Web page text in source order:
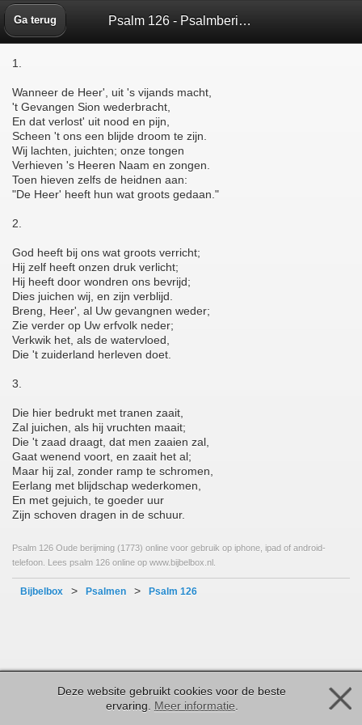
Ga terug Psalm 126 - Psalmberijming 1773 - Bijbelbox
1.
Wanneer de Heer', uit 's vijands macht,
't Gevangen Sion wederbracht,
En dat verlost' uit nood en pijn,
Scheen 't ons een blijde droom te zijn.
Wij lachten, juichten; onze tongen
Verhieven 's Heeren Naam en zongen.
Toen hieven zelfs de heidnen aan:
"De Heer' heeft hun wat groots gedaan."
2.
God heeft bij ons wat groots verricht;
Hij zelf heeft onzen druk verlicht;
Hij heeft door wondren ons bevrijd;
Dies juichen wij, en zijn verblijd.
Breng, Heer', al Uw gevangnen weder;
Zie verder op Uw erfvolk neder;
Verkwik het, als de watervloed,
Die 't zuiderland herleven doet.
3.
Die hier bedrukt met tranen zaait,
Zal juichen, als hij vruchten maait;
Die 't zaad draagt, dat men zaaien zal,
Gaat wenend voort, en zaait het al;
Maar hij zal, zonder ramp te schromen,
Eerlang met blijdschap wederkomen,
En met gejuich, te goeder uur
Zijn schoven dragen in de schuur.
Psalm 126 Oude berijming (1773) online voor gebruik op iphone, ipad of android-
telefoon. Lees psalm 126 online op www.bijbelbox.nl.
Bijbelbox > Psalmen > Psalm 126
Deze website gebruikt cookies voor de beste
ervaring. Meer informatie